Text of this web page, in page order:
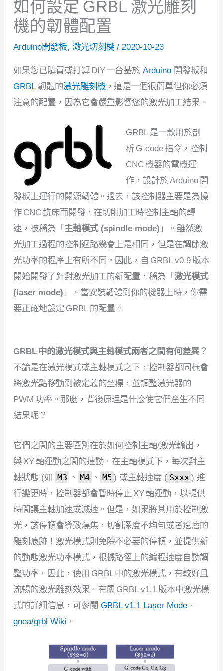
如何設定 GRBL 激光雕刻
機的韌體配置
Arduino開發板, 激光切刻機/ 2020-10-23
如果您已購買或打算 DIY 一台基於 Arduino開發板和
GRBL韌體的激光雕刻機，這是一個很簡單但你必須
注意的配置，因為它會嚴重影響您的激光加工結果。
GRBL 是一款用於剖
析 G-code 指令，控制
CNC 機器的電機運
作，設計於 Arduino 開
發板上運行的開源韌體。過去，該控制器主要是為操
作 CNC 銑床而開發，在切削加工時控制主軸的轉
速，被稱為「主軸模式 (spindle mode) 」。雖然激
光加工過程的控制迴路幾會上是相同，但是在調節激
光功率的程序上有所不同。因此，自 GRBL v0.9 版本
開始開發了針對激光加工的新配置，稱為「激光模式
(laser mode) 」。當安裝韌體到你的機器上時，你需
要正確地設定 GRBL 的配置。
GRBL 中的激光模式與主軸模式兩者之間有何差異？
不論是在激光模式或主軸模式之下，控制器都同樣會
將激光點移動到被定義的坐標，並調整激光器的
PWM 功率。那麼，背後原理是什麼使它們產生不同
結果呢？
它們之間的主要區別在於如何控制主軸/激光輸出，
與 XY 軸運動之間的連動。在主軸模式下，每次對主
軸狀態 (如 M3 、 M4 、 M5 ) 或主軸速度 ( Sxxx ) 進
行變更時，控制器都會暫時停止 XY 軸運動，以提供
時間讓主軸加速或減速。但是，如果將其用於控制激
光，該停頓會導致燒焦，切割深度不均勻或者疙瘩的
雕刻痕跡！激光模式則免除不必要的停頓，並提供新
的動態激光功率模式，根據路徑上的編程速度自動調
整功率。因此，使用 GRBL 中的激光模式，有較好且
流暢的激光雕刻效果。有關 GRBL v1.1 版本中激光模
式的詳細信息，可參閱 GRBL v1.1 Laser Mode ·
gnea/grbl Wiki 。